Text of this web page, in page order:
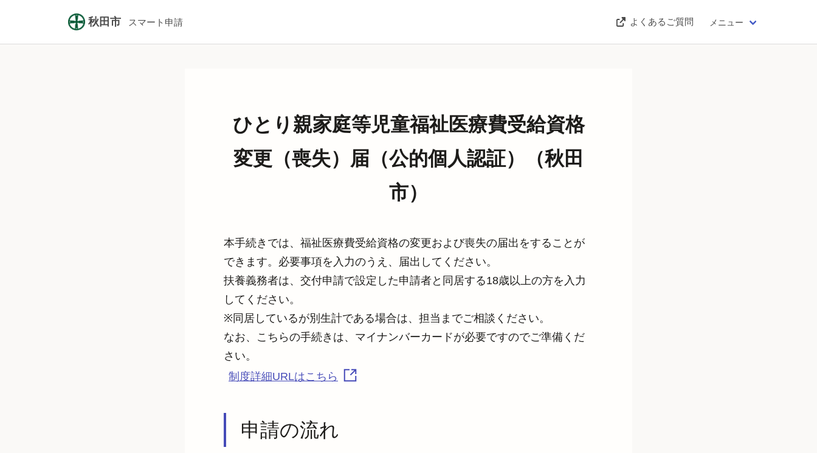
秋田市 スマート申請 よくあるご質問 メニュー
ひとり親家庭等児童福祉医療費受給資格
変更（喪失）届（公的個人認証）（秋田
市）
本手続きでは、福祉医療費受給資格の変更および喪失の届出をすることが
できます。必要事項を入力のうえ、届出してください。
扶養義務者は、交付申請で設定した申請者と同居する18歳以上の方を入力
してください。
※同居しているが別生計である場合は、担当までご相談ください。
なお、こちらの手続きは、マイナンバーカードが必要ですのでご準備くだ
さい。
制度詳細URLはこちら
申請の流れ